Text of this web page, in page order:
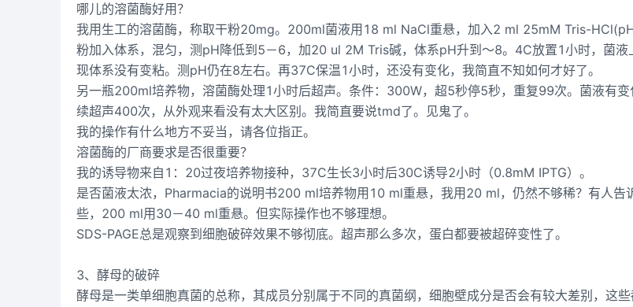
哪儿的溶菌酶好用？
我用生工的溶菌酶，称取干粉20mg。200ml菌液用18 ml NaCl重悬，加入2 ml 25mM Tris-
粉加入体系，混匀，测pH降低到5－6，加20 ul 2M Tris碱，体系pH升到～8。4C放置1小时，菌液
现体系没有变粘。测pH仍在8左右。再37C保温1小时，还没有变化，我简直不知如何才好了。
另一瓶200ml培养物，溶菌酶处理1小时后超声。条件：300W，超5秒停5秒，重复99次。菌液有变
续超声400次，从外观来看没有太大区别。我简直要说tmd了。见鬼了。
我的操作有什么地方不妥当，请各位指正。
溶菌酶的厂商要求是否很重要？
我的诱导物来自1：20过夜培养物接种，37C生长3小时后30C诱导2小时（0.8mM IPTG）。
是否菌液太浓，Pharmacia的说明书200 ml培养物用10 ml重悬，我用20 ml，仍然不够稀？有人告
些，200 ml用30－40 ml重悬。但实际操作也不够理想。
SDS-PAGE总是观察到细胞破碎效果不够彻底。超声那么多次，蛋白都要被超碎变性了。
3、酵母的破碎
酵母是一类单细胞真菌的总称，其成员分别属于不同的真菌纲，细胞壁成分是否会有较大差别，这